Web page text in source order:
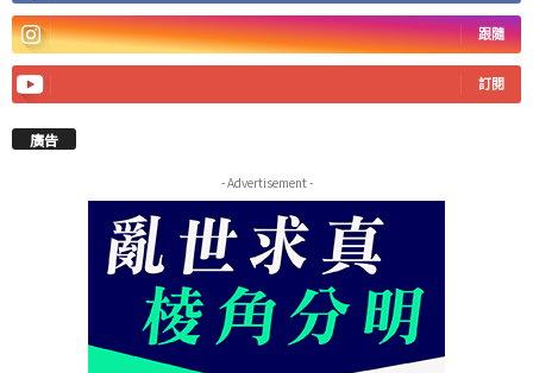
跟隨
訂閱
廣告
- Advertisement -